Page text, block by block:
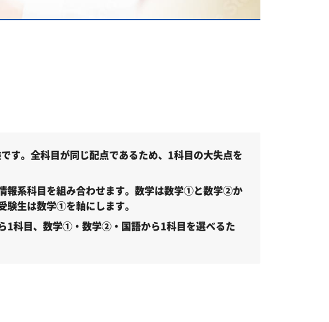
す。全科目が同じ配点であるため、1科目の大失点を
報系科目を組み合わせます。数学は数学①と数学②か
生は数学①を軸にします。
1科目、数学①・数学②・国語から1科目を選べるた